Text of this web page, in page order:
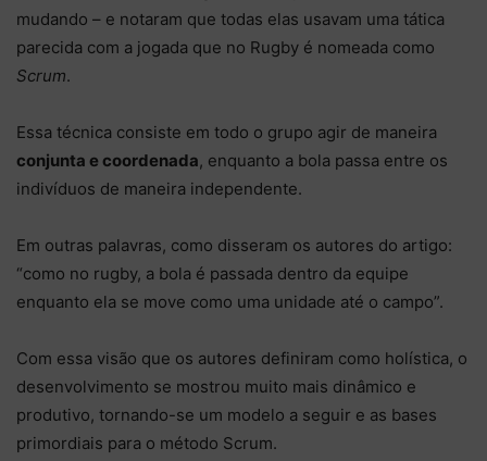
mudando – e notaram que todas elas usavam uma tática
parecida com a jogada que no Rugby é nomeada como
Scrum.
Essa técnica consiste em todo o grupo agir de maneira
conjunta e coordenada, enquanto a bola passa entre os
indivíduos de maneira independente.
Em outras palavras, como disseram os autores do artigo:
“como no rugby, a bola é passada dentro da equipe
enquanto ela se move como uma unidade até o campo”.
Com essa visão que os autores definiram como holística, o
desenvolvimento se mostrou muito mais dinâmico e
produtivo, tornando-se um modelo a seguir e as bases
primordiais para o método Scrum.